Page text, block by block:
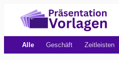
Alle Geschäft Zeitleisten